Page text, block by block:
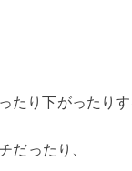
たり下がったりす
だったり、